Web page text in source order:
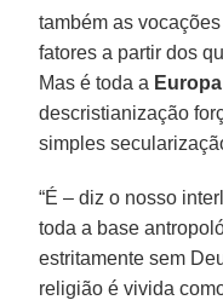
também as
fatores a partir dos
Mas é toda a Europa
descristianização
simples
“É – diz o nosso
toda a base
estritamente sem
religião é vivida